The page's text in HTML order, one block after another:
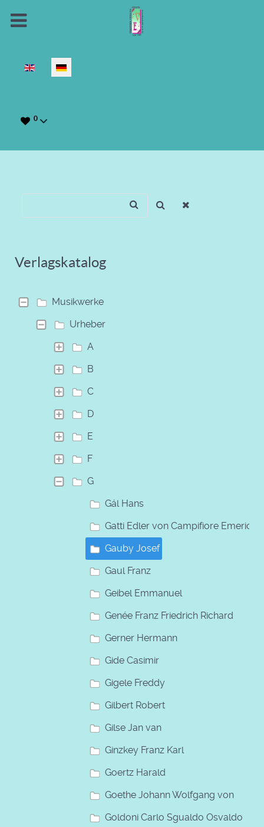
Sprache auswählen
0
Verlagskatalog
Musikwerke
Urheber
A
B
C
D
E
F
G
Gál Hans
Gatti Edler von Campifiore Emerich
Gauby Josef
Gaul Franz
Geibel Emmanuel
Genée Franz Friedrich Richard
Gerner Hermann
Gide Casimir
Gigele Freddy
Gilbert Robert
Gilse Jan van
Ginzkey Franz Karl
Goertz Harald
Goethe Johann Wolfgang von
Goldoni Carlo Sgualdo Osvaldo